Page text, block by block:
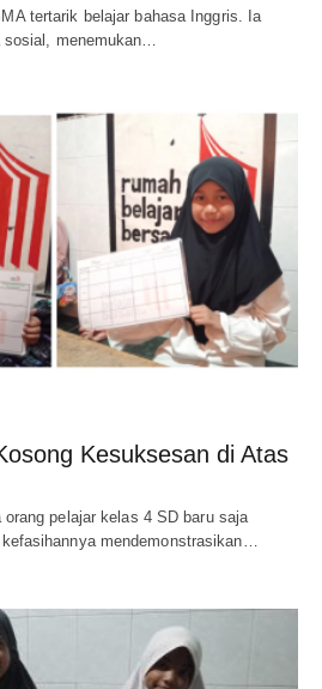
tertarik belajar bahasa Inggris. Ia
menemukan…
Kesuksesan di Atas
orang pelajar kelas 4 SD baru saja
mendemonstrasikan…